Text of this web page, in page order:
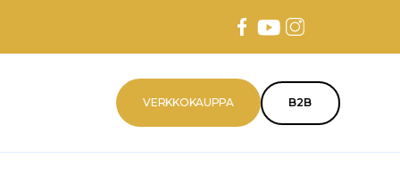
VERKKOKAUPPA B2B